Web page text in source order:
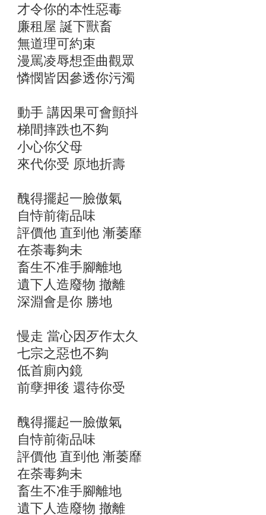
才令你的本性惡毒
廉租屋 誕下獸畜
無道理可約束
漫罵凌辱想歪曲觀眾
憐憫皆因參透你污濁
動手 講因果可會顫抖
梯間摔跌也不夠
小心你父母
來代你受 原地折壽
醜得擺起一臉傲氣
自恃前衛品味
評價他 直到他 漸萎靡
在荼毒夠未
畜生不准手腳離地
遺下人造廢物 撤離
深淵會是你 勝地
慢走 當心因歹作太久
七宗之惡也不夠
低首廁內鏡
前孽押後 還待你受
醜得擺起一臉傲氣
自恃前衛品味
評價他 直到他 漸萎靡
在荼毒夠未
畜生不准手腳離地
遺下人造廢物 撤離